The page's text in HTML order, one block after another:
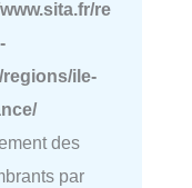
re
ile-
des
par